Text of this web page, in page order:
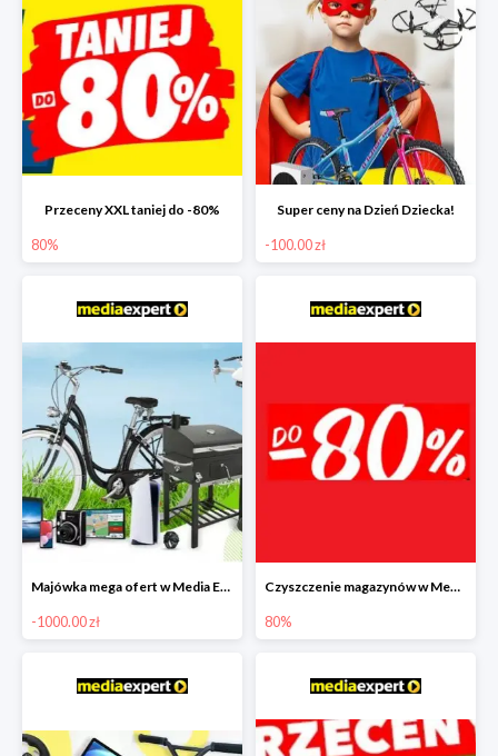
Przeceny XXL taniej do -80%
80%
Super ceny na Dzień Dziecka!
-100.00 zł
Majówka mega ofert w Media Expert do -1000 zł
-1000.00 zł
Czyszczenie magazynów w Media Expert do -80%
80%